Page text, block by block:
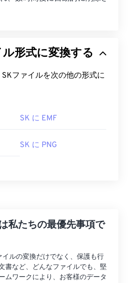
形式に変換する
SK に EMF
SK に PNG
私たちの最優先事項で
ルの変換だけでなく、保護も行
書など、どんなファイルでも、堅
ムワークにより、お客様のデータ